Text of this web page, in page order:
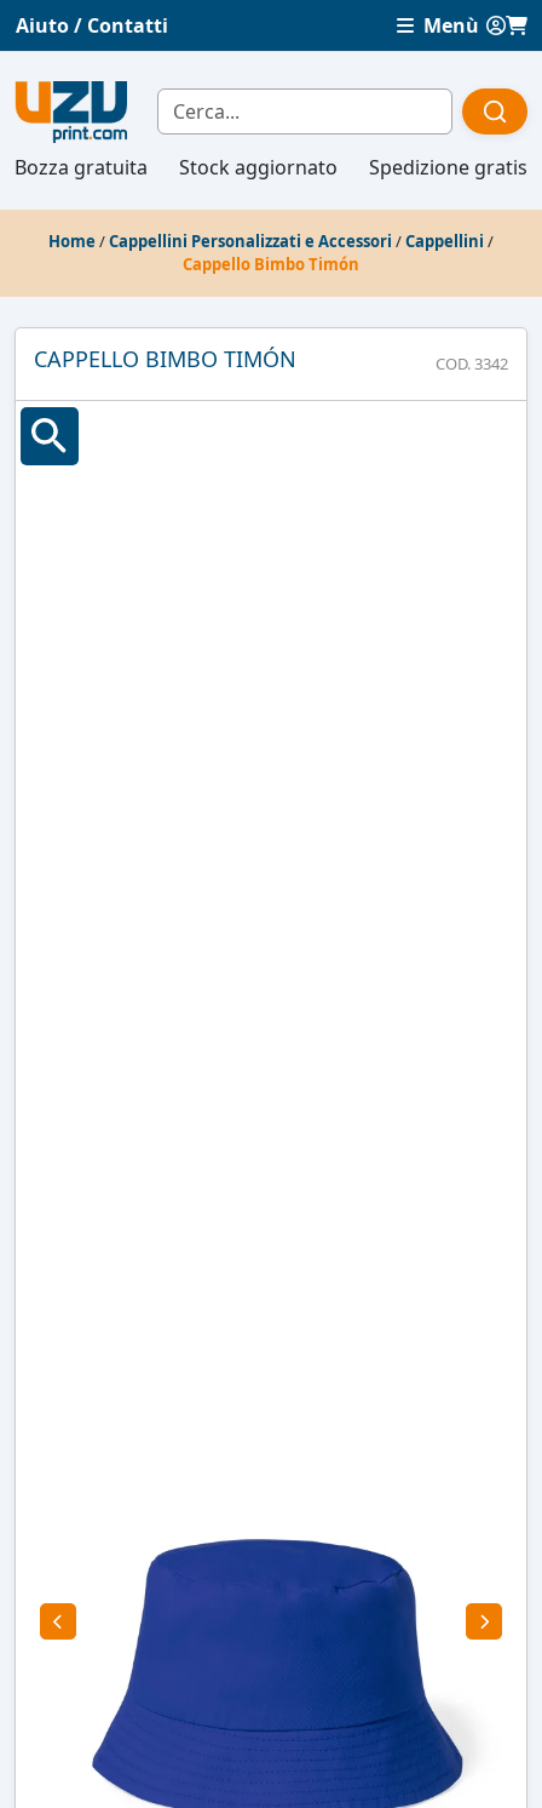
Aiuto / Contatti Menù
Bozza gratuita Stock aggiornato Spedizione gratis
Home /Cappellini Personalizzati e Accessori /Cappellini /
Cappello Bimbo Timón
CAPPELLO BIMBO TIMÓN COD. 3342